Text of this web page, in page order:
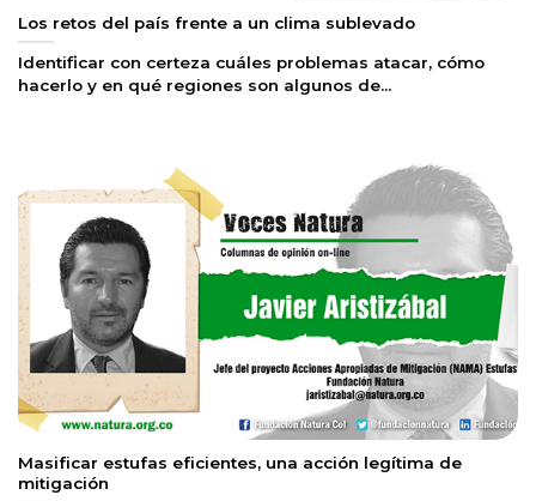
Los retos del país frente a un clima sublevado
Identificar con certeza cuáles problemas atacar, cómo
hacerlo y en qué regiones son algunos de...
Masificar estufas eficientes, una acción legítima de
mitigación